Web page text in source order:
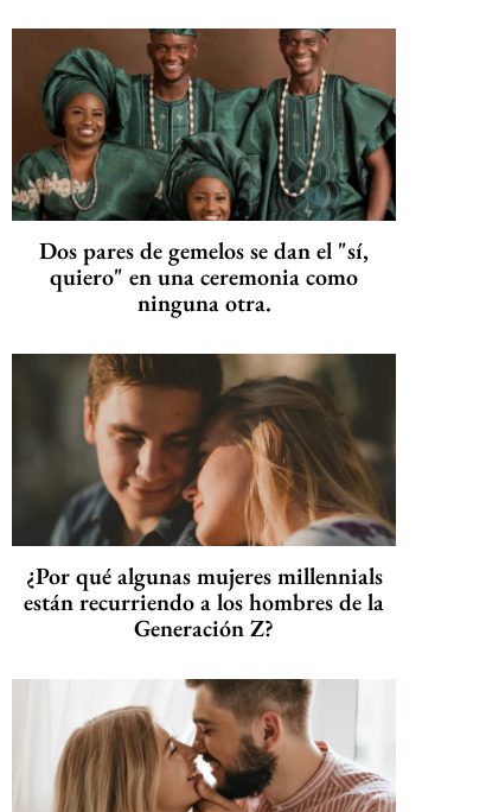
Dos pares de gemelos se dan el "sí,
quiero" en una ceremonia como
ninguna otra.
¿Por qué algunas mujeres millennials
están recurriendo a los hombres de la
Generación Z?